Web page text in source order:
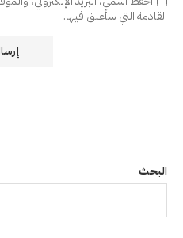
القادمة التي سأعلق فيها.
البحث